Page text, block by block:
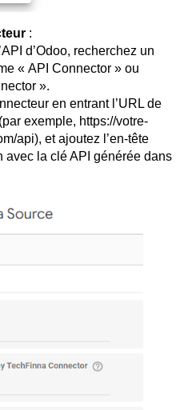
:
d’Odoo, recherchez un
« API Connector » ou
».
en entrant l’URL de
exemple, https://votre-
api), et ajoutez l’en-tête
avec la clé API générée dans